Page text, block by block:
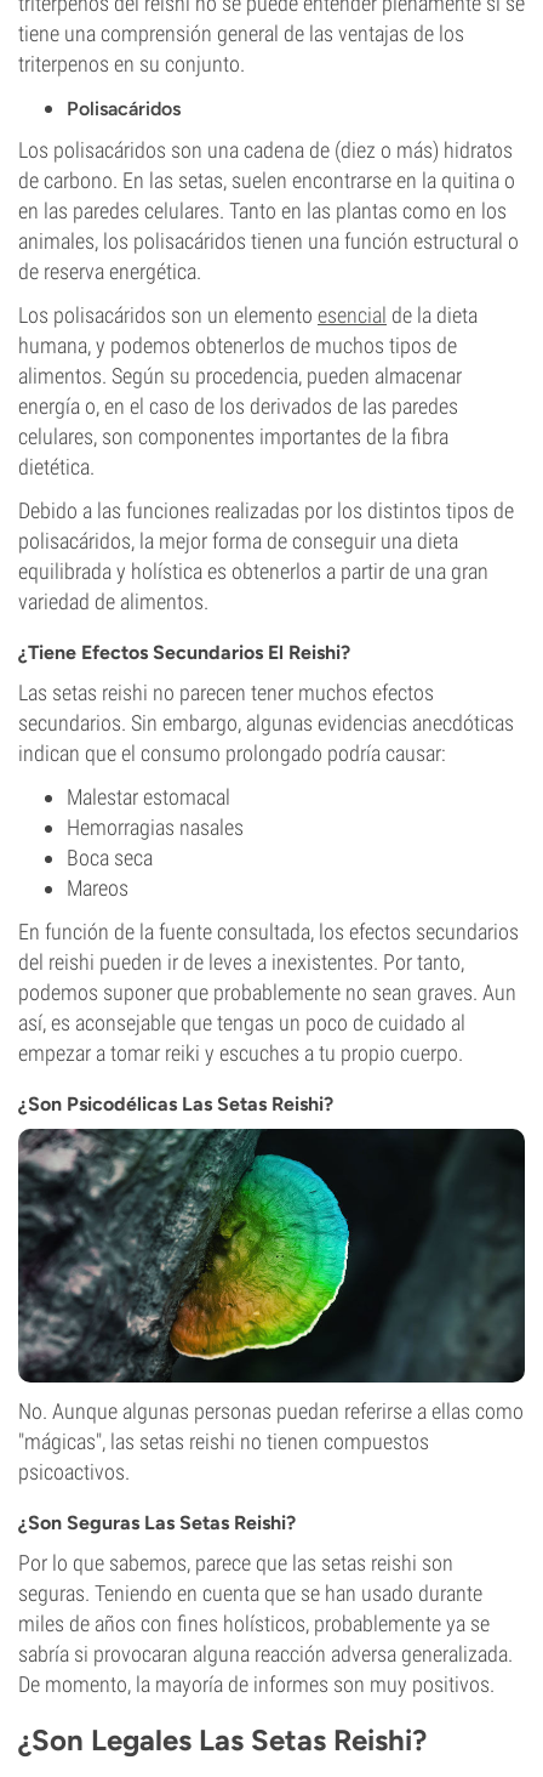
tiene una comprensión general de las ventajas de los
triterpenos en su conjunto.
Polisacáridos
Los polisacáridos son una cadena de (diez o más) hidratos
de carbono. En las setas, suelen encontrarse en la quitina o
en las paredes celulares. Tanto en las plantas como en los
animales, los polisacáridos tienen una función estructural o
de reserva energética.
Los polisacáridos son un elemento esencial de la dieta
humana, y podemos obtenerlos de muchos tipos de
alimentos. Según su procedencia, pueden almacenar
energía o, en el caso de los derivados de las paredes
celulares, son componentes importantes de la fibra
dietética.
Debido a las funciones realizadas por los distintos tipos de
polisacáridos, la mejor forma de conseguir una dieta
equilibrada y holística es obtenerlos a partir de una gran
variedad de alimentos.
¿Tiene Efectos Secundarios El Reishi?
Las setas reishi no parecen tener muchos efectos
secundarios. Sin embargo, algunas evidencias anecdóticas
indican que el consumo prolongado podría causar:
Malestar estomacal
Hemorragias nasales
Boca seca
Mareos
En función de la fuente consultada, los efectos secundarios
del reishi pueden ir de leves a inexistentes. Por tanto,
podemos suponer que probablemente no sean graves. Aun
así, es aconsejable que tengas un poco de cuidado al
empezar a tomar reiki y escuches a tu propio cuerpo.
¿Son Psicodélicas Las Setas Reishi?
No. Aunque algunas personas puedan referirse a ellas como
"mágicas", las setas reishi no tienen compuestos
psicoactivos.
¿Son Seguras Las Setas Reishi?
Por lo que sabemos, parece que las setas reishi son
seguras. Teniendo en cuenta que se han usado durante
miles de años con fines holísticos, probablemente ya se
sabría si provocaran alguna reacción adversa generalizada.
De momento, la mayoría de informes son muy positivos.
¿Son Legales Las Setas Reishi?